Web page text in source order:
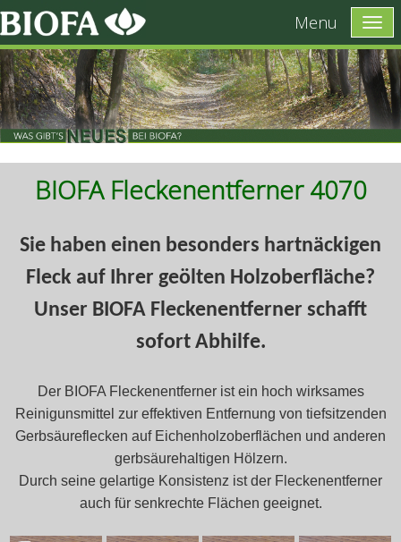
Menu
BIOFA Fleckenentferner 4070
Sie haben einen besonders hartnäckigen
Fleck auf Ihrer geölten Holzoberfläche?
Unser BIOFA Fleckenentferner schafft
sofort Abhilfe.
Der BIOFA Fleckenentferner ist ein hoch wirksames
Reinigunsmittel zur effektiven Entfernung von tiefsitzenden
Gerbsäureflecken auf Eichenholzoberflächen und anderen
gerbsäurehaltigen Hölzern.
Durch seine gelartige Konsistenz ist der Fleckenentferner
auch für senkrechte Flächen geeignet.